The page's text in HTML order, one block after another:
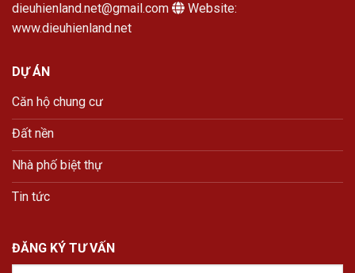
dieuhienland.net@gmail.com
Website:
www.dieuhienland.net
DỰ ÁN
Căn hộ chung cư
Đất nền
Nhà phố biệt thự
Tin tức
ĐĂNG KÝ TƯ VẤN